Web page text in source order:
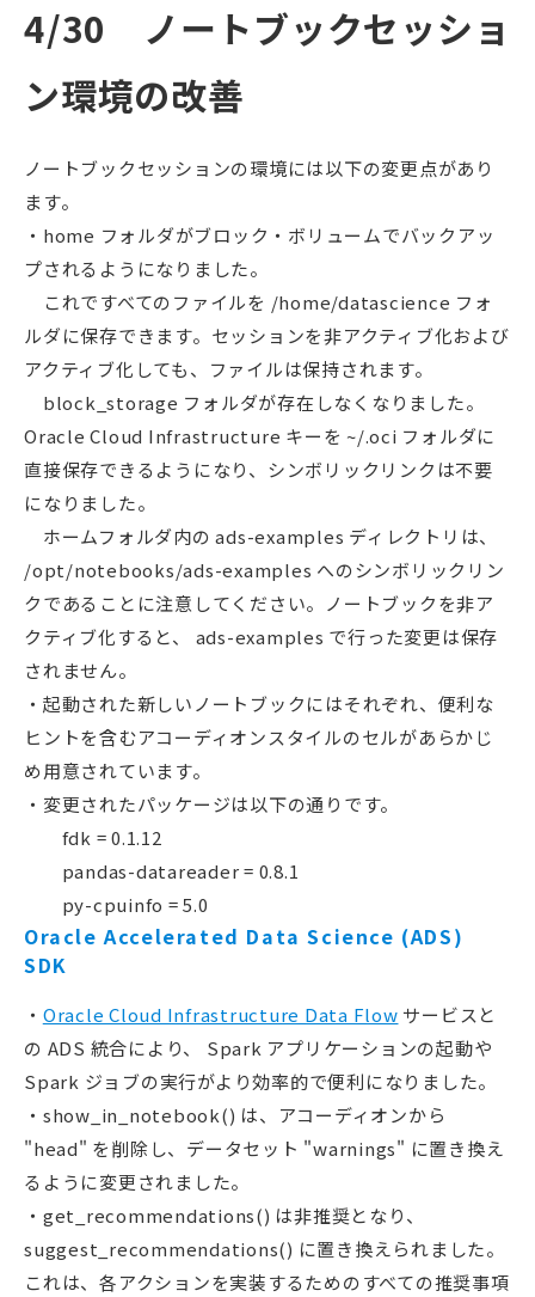
4/30 ノートブックセッショ
ン環境の改善
ノートブックセッションの環境には以下の変更点があり
ます。
・home フォルダがブロック・ボリュームでバックアッ
プされるようになりました。
これですべてのファイルを /home/datascience フォ
ルダに保存できます。セッションを非アクティブ化および
アクティブ化しても、ファイルは保持されます。
block_storage フォルダが存在しなくなりました。
Oracle Cloud Infrastructure キーを ~/.oci フォルダに
直接保存できるようになり、シンボリックリンクは不要
になりました。
ホームフォルダ内の ads-examples ディレクトリは、
/opt/notebooks/ads-examples へのシンボリックリン
クであることに注意してください。ノートブックを非ア
クティブ化すると、 ads-examples で行った変更は保存
されません。
・起動された新しいノートブックにはそれぞれ、便利な
ヒントを含むアコーディオンスタイルのセルがあらかじ
め用意されています。
・変更されたパッケージは以下の通りです。
fdk = 0.1.12
pandas-datareader = 0.8.1
py-cpuinfo = 5.0
Oracle Accelerated Data Science (ADS)
SDK
・ Oracle Cloud Infrastructure Data Flow サービスと
の ADS 統合により、 Spark アプリケーションの起動や
Spark ジョブの実行がより効率的で便利になりました。
・show_in_notebook() は、アコーディオンから
"head" を削除し、データセット "warnings" に置き換え
るように変更されました。
・get_recommendations() は非推奨となり、
suggest_recommendations() に置き換えられました。
これは、各アクションを実装するためのすべての推奨事項